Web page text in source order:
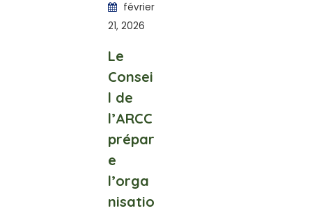
février
21, 2026
Le
Consei
l de
l’ARCC
prépar
e
l’orga
nisatio